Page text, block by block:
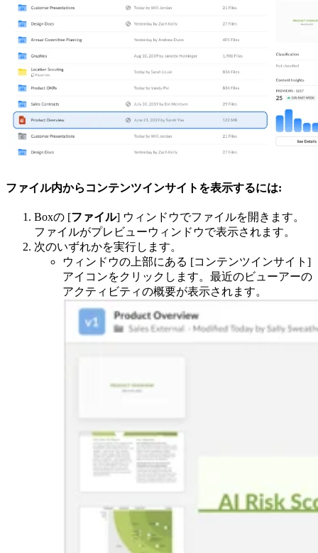
ファイル内からコンテンツインサイトを表示するには:
Boxの [ファイル] ウィンドウでファイルを開きます。
ファイルがプレビューウィンドウで表示されます。
次のいずれかを実行します。
ウィンドウの上部にある [コンテンツインサイト]
アイコンをクリックします。最近のビューアーの
アクティビティの概要が表示されます。